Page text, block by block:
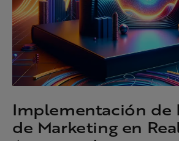
Implementación de
de Marketing en